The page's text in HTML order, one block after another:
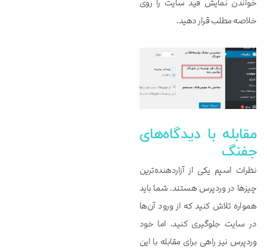
خواندن نمایش فید سایت را روی
خلاصه مطلب قرار دهید.
مقابله با دیدگاه‌‌‌‌‌های
جفنگ
نظرات اسپم یکی از آزاردهنده‌ترین
چیزها در وردپرس هستند. شما باید
همواره تلاش کنید که از ورود آن‌ها
در سایت جلوگیری کنید. اما خود
وردپرس نیز راهی برای مقابله با این